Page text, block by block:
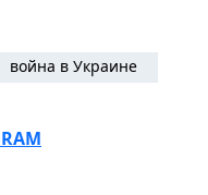
война в Украине